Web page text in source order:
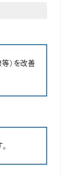
）を改善